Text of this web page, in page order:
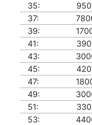
35:
37:
39:
41:
43:
45:
47:
49:
51:
53: